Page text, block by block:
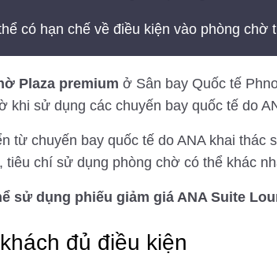
có hạn chế về điều kiện vào phòng
Plaza premium ở Sân bay Quốc tế
khi sử dụng các chuyến bay quốc tế do
từ chuyến bay quốc tế do ANA khai thác
tiêu chí sử dụng phòng chờ có thể khác
sử dụng phiếu giảm giá ANA Suite
đủ điều kiện